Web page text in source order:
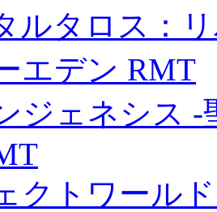
ルタロス：
エデン RMT
ジェネシス
クトワール